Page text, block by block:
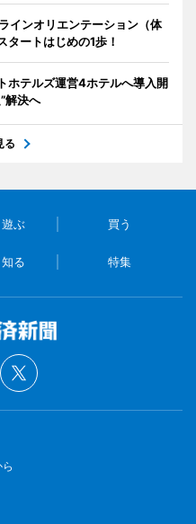
インオリエンテーション（体
ートはじめの1歩！
ホテルズ運営4ホテルへ導入開
解決へ
る
ぶ 買う
る 特集